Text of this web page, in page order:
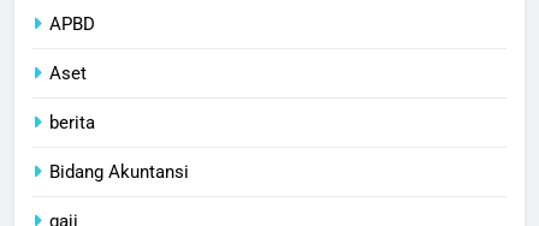
APBD
Aset
berita
Bidang Akuntansi
gaji